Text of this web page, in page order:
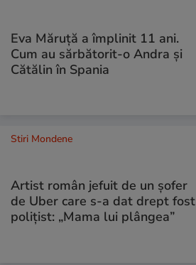
Eva Măruță a împlinit 11 ani.
Cum au sărbătorit-o Andra și
Cătălin în Spania
Stiri Mondene
Artist român jefuit de un șofer
de Uber care s-a dat drept fost
polițist: „Mama lui plângea”